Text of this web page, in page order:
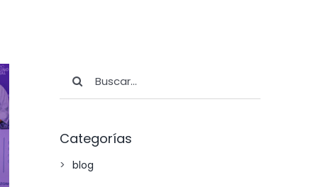
Categorías
blog